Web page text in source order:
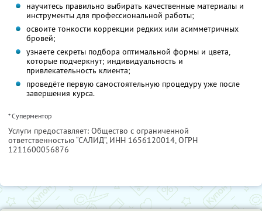
научитесь правильно выбирать качественные материалы и
инструменты для профессиональной работы;
освоите тонкости коррекции редких или асимметричных
бровей;
узнаете секреты подбора оптимальной формы и цвета,
которые подчеркнут; индивидуальность и
привлекательность клиента;
проведёте первую самостоятельную процедуру уже после
завершения курса.
* Суперментор
Услуги предоставляет: Общество с ограниченной
ответственностью “САЛИД”, ИНН 1656120014, ОГРН
1211600056876